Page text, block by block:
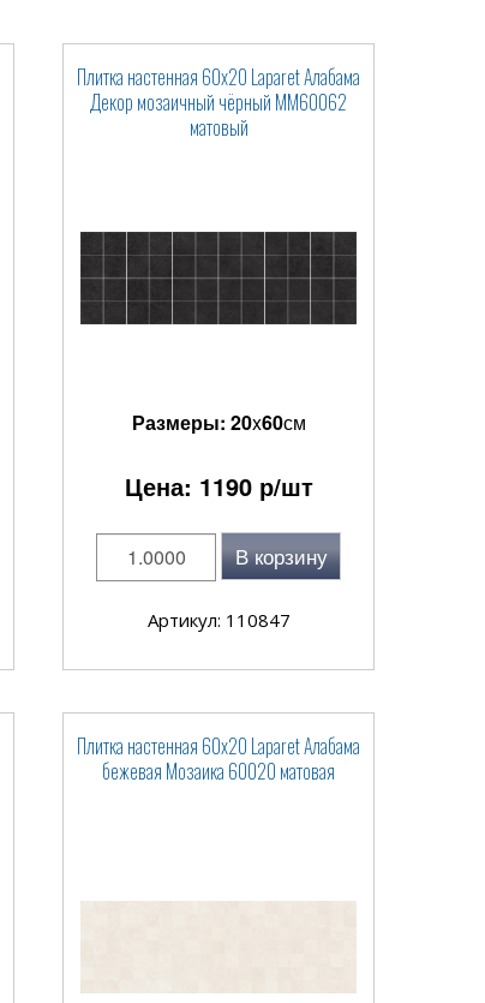
Плитка настенная 60x20 Laparet Алабама
Декор мозаичный чёрный ММ60062
матовый
Размеры: 20x60см
Цена: 1190р/шт
В корзину
Артикул: 110847
Плитка настенная 60x20 Laparet Алабама
бежевая Мозаика 60020 матовая